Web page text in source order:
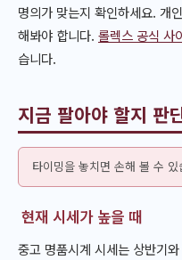
명의가 맞는지 확인하세요. 개
해봐야 합니다. 롤렉스 공식 사
습니다.
지금 팔아야 할지 판
타이밍을 놓치면 손해 볼 수 있
현재 시세가 높을 때
중고 명품시계 시세는 상반기